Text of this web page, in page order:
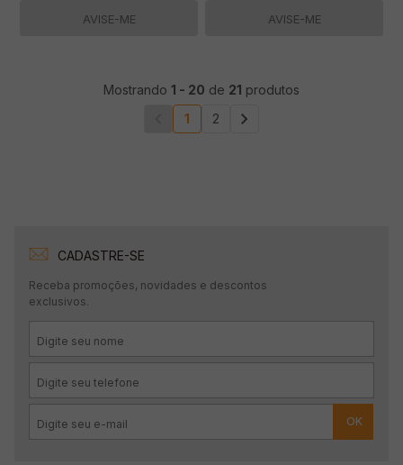
AVISE-ME AVISE-ME
Mostrando 1 - 20 de 21 produtos
1
2
CADASTRE-SE
Receba promoções, novidades e descontos
exclusivos.
OK